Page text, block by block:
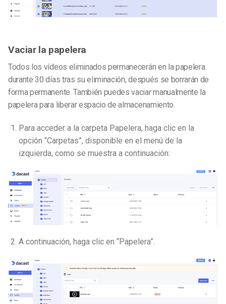
Vaciar la papelera
Todos los vídeos eliminados permanecerán en la papelera
durante 30 días tras su eliminación; después se borrarán de
forma permanente. También puedes vaciar manualmente la
papelera para liberar espacio de almacenamiento.
Para acceder a la carpeta Papelera, haga clic en la
opción “Carpetas”, disponible en el menú de la
izquierda, como se muestra a continuación:
A continuación, haga clic en “Papelera”.